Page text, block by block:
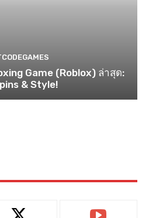
Game (Roblox) ล่าสุด:
& Style!